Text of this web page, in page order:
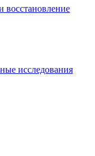
восстановление
исследования